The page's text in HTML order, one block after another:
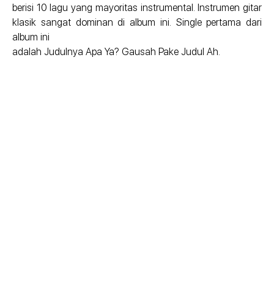
berisi 10 lagu yang mayoritas instrumental. Instrumen gitar
klasik sangat dominan di album ini. Single pertama dari
album ini
adalah Judulnya Apa Ya? Gausah Pake Judul Ah.